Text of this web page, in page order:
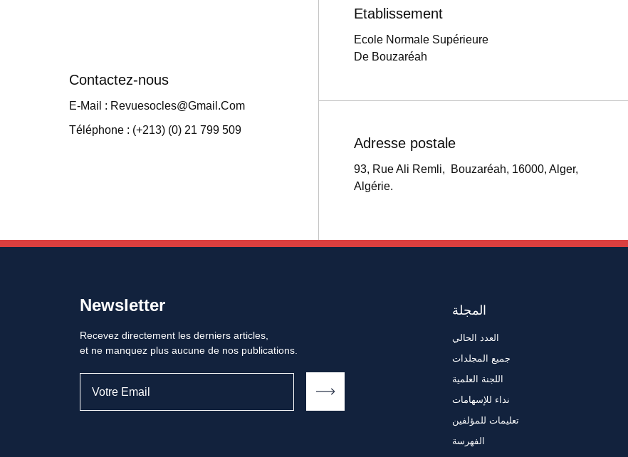
Contactez-nous
E-Mail : Revuesocles@gmail.com
Téléphone : (+213) (0) 21 799 509
Etablissement
Ecole Normale Supérieure
De Bouzaréah
Adresse postale
93, Rue Ali Remli, Bouzaréah, 16000, Alger,
Algérie.
Newsletter
Recevez directement les derniers articles,
et ne manquez plus aucune de nos publications.
المجلة
العدد الحالي
جميع المجلدات
اللجنة العلمية
نداء للإسهامات
تعليمات للمؤلفين
الفهرسة